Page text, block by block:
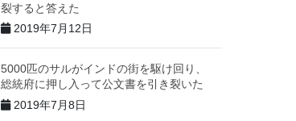
裂すると答えた
2019年7月12日
5000匹のサルがインドの街を駆け回り、
総統府に押し入って公文書を引き裂いた
2019年7月8日